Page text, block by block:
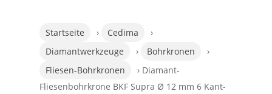
Startseite › Cedima
›
Diamantwerkzeuge
› Bohrkronen
›
Fliesen-Bohrkronen
› Diamant-
Fliesenbohrkrone BKF Supra Ø 12 mm 6 Kant-